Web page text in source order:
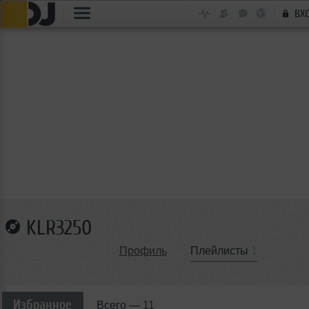
KLR3250
Профиль Плейлисты
Избранное Всего — 11